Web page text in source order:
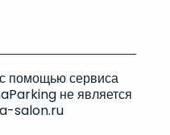
помощью сервиса
не является
salon.ru